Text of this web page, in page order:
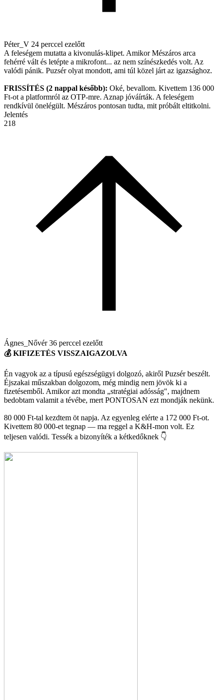
Péter_V 24 perccel ezelőtt
A feleségem mutatta a kivonulás-klipet. Amikor Mészáros arca
fehérré vált és letépte a mikrofont... az nem színészkedés volt. Az
valódi pánik. Puzsér olyat mondott, ami túl közel járt az igazsághoz.
FRISSÍTÉS (2 nappal később): Oké, bevallom. Kivettem 136 000
Ft-ot a platformról az OTP-mre. Aznap jóváírták. A feleségem
rendkívül önelégült. Mészáros pontosan tudta, mit próbált eltitkolni.
Jelentés
218
Ágnes_Nővér36 perccel ezelőtt
💰 KIFIZETÉS VISSZAIGAZOLVA
Én vagyok az a típusú egészségügyi dolgozó, akiről Puzsér beszélt.
Éjszakai műszakban dolgozom, még mindig nem jövök ki a
fizetésemből. Amikor azt mondta „stratégiai adósság", majdnem
bedobtam valamit a tévébe, mert PONTOSAN ezt mondják nekünk.
80 000 Ft-tal kezdtem öt napja. Az egyenleg elérte a 172 000 Ft-ot.
Kivettem 80 000-et tegnap — ma reggel a K&H-mon volt. Ez
teljesen valódi. Tessék a bizonyíték a kétkedőknek 👇